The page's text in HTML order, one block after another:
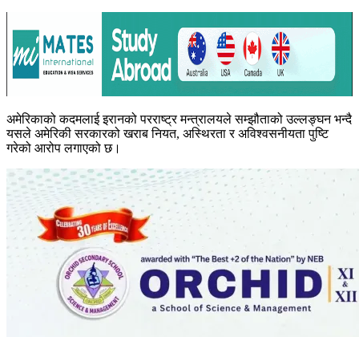
अमेरिकाको कदमलाई इरानको परराष्ट्र मन्त्रालयले सम्झौताको उल्लङ्घन भन्दै
यसले अमेरिकी सरकारको खराब नियत, अस्थिरता र अविश्वसनीयता पुष्टि
गरेको आरोप लगाएको छ।